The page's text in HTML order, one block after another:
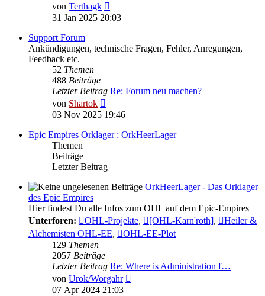
von Terthagk
Beitrag
31 Jan 2025 20:03
Support Forum
Ankündigungen, technische Fragen, Fehler, Anregungen,
Feedback etc.
52 Themen
488 Beiträge
Letzter Beitrag Re: Forum neu machen?
von Shartok
Beitrag
03 Nov 2025 19:46
Epic Empires Orklager : OrkHeerLager
Themen
Beiträge
Letzter Beitrag
OrkHeerLager - Das Orklager
des Epic Empires
Hier findest Du alle Infos zum OHL auf dem Epic-Empires
Unterforen:
OHL-Projekte, [OHL-Karn'roth],
Heiler &
Alchemisten OHL-EE,
OHL-EE-Plot
129 Themen
2057 Beiträge
Letzter Beitrag Re: Where is Administration f…
von Urok/Worgahr
07 Apr 2024 21:03